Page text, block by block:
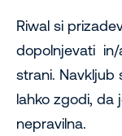
Riwal si
dopolnjevati in/
strani. Navkljub
lahko zgodi, da
nepravilna.